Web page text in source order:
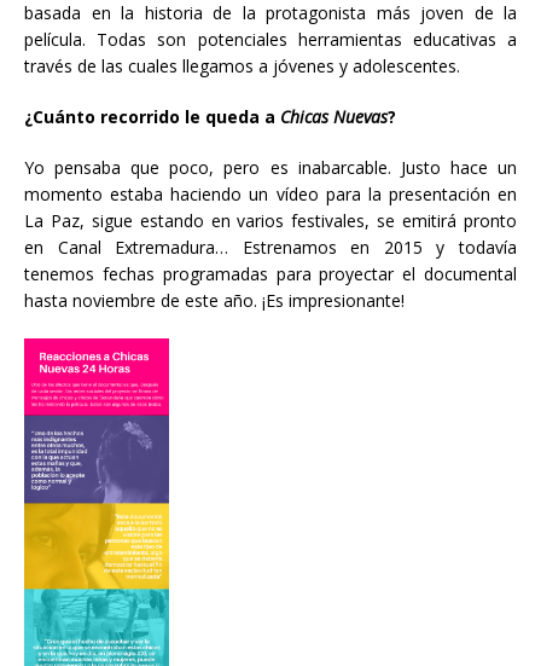
basada en la historia de la protagonista más joven de la
película. Todas son potenciales herramientas educativas a
través de las cuales llegamos a jóvenes y adolescentes.
¿Cuánto recorrido le queda a Chicas Nuevas?
Yo pensaba que poco, pero es inabarcable. Justo hace un
momento estaba haciendo un vídeo para la presentación en
La Paz, sigue estando en varios festivales, se emitirá pronto
en Canal Extremadura… Estrenamos en 2015 y todavía
tenemos fechas programadas para proyectar el documental
hasta noviembre de este año. ¡Es impresionante!